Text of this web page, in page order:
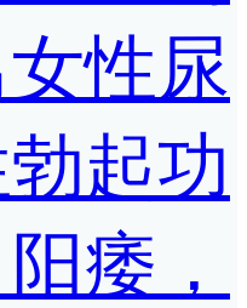
性尿
起功
痿，